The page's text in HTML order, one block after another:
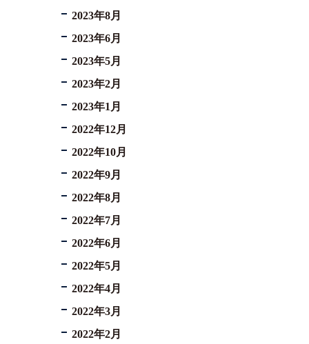
2023年8月
2023年6月
2023年5月
2023年2月
2023年1月
2022年12月
2022年10月
2022年9月
2022年8月
2022年7月
2022年6月
2022年5月
2022年4月
2022年3月
2022年2月